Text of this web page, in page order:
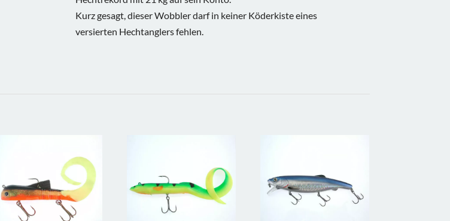
Kurz gesagt, dieser Wobbler darf in keiner Köderkiste eines
versierten Hechtanglers fehlen.